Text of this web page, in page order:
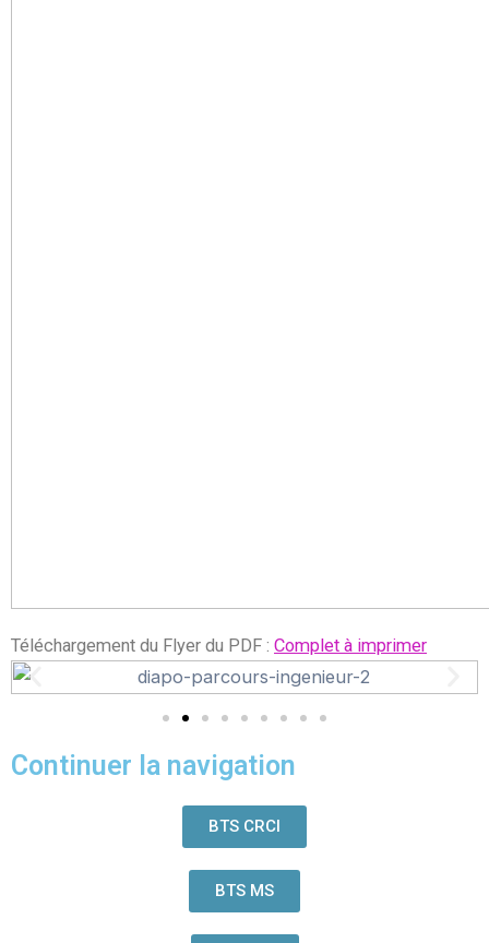
Téléchargement du Flyer du PDF : Complet à imprimer
Continuer la navigation
BTS CRCI
BTS MS